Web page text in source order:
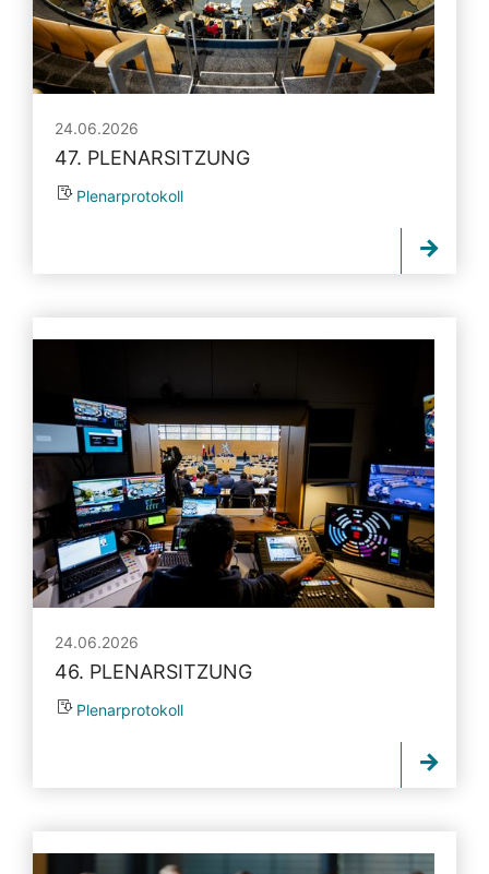
24.06.2026
47. PLENARSITZUNG
Plenarprotokoll
24.06.2026
46. PLENARSITZUNG
Plenarprotokoll